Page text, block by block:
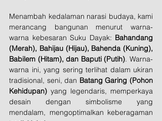
Menambah kedalaman narasi budaya, kami
merancang bangunan menurut warna-
warna kebesaran Suku Dayak: Bahandang
(Merah), Bahijau (Hijau), Bahenda (Kuning),
Babilem (Hitam), dan Baputi (Putih). Warna-
warna ini, yang sering terlihat dalam ukiran
tradisional, seni, dan Batang Garing (Pohon
Kehidupan) yang legendaris, memperkaya
desain dengan simbolisme yang
mendalam, mengoptimalkan keberagaman